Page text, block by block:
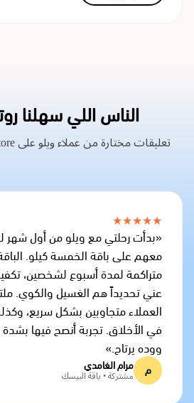
الناس اللي سهلنا
تعليقات مختارة من عملاء ويلو على App Store أو Google Play
★★★★★
«بدأت رحلتي مع ويلو من أول شهر
معهم على باقة الخمسة كيلو.
متراكمة لمدة أسبوع لشخصين،
عني تحديداً هم الغسيل والكوي.
العملاء متجاوبين بشكل سريع،
في الأخلاق. تجربة أنصح فيها
ووده يرتاح.»
م مرام الغامدي
مشتركة • باقة البيسك